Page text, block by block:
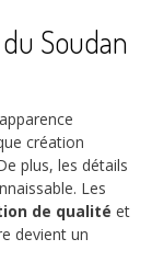
Soudan
création
plus, les détails
Les
de qualité et
devient un